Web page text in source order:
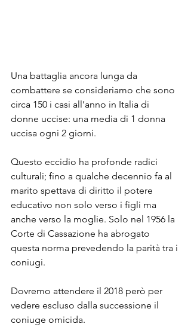
Una battaglia ancora lunga da
combattere se consideriamo che sono
circa 150 i casi all’anno in Italia di
donne uccise: una media di 1 donna
uccisa ogni 2 giorni.
Questo eccidio ha profonde radici
culturali; fino a qualche decennio fa al
marito spettava di diritto il potere
educativo non solo verso i figli ma
anche verso la moglie. Solo nel 1956 la
Corte di Cassazione ha abrogato
questa norma prevedendo la parità tra i
coniugi.
Dovremo attendere il 2018 però per
vedere escluso dalla successione il
coniuge omicida.